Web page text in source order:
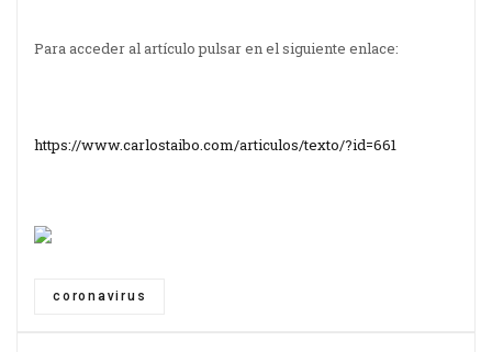
Para acceder al artículo pulsar en el siguiente enlace:
https://www.carlostaibo.com/articulos/texto/?id=661
coronavirus